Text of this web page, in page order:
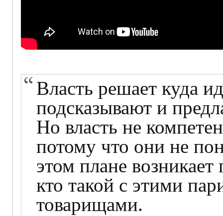
Власть решает куда
подсказывают и
Но власть не
потому что они не
этом плане
кто такой с этими
товарищами.